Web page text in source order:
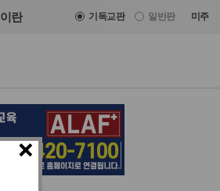
이란 기독교판 일반판 미주
×